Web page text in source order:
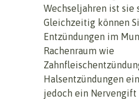
Wechseljahren ist sie
Gleichzeitig können
Entzündungen im
Rachenraum wie
Halsentzündungen
jedoch ein